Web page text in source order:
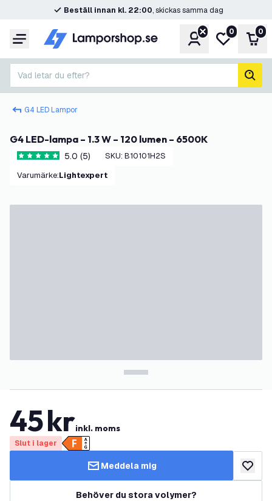
Beställ innan kl. 22:00, skickas samma dag
Meny KontoMin0 0
Vad letar du efter?
sök
G4 LED Lampor
G4 LED-lampa – 1.3 W – 120 lumen – 6500K
5 stjärnbetyg5.0 (5) SKU: B10101H2S
Varumärke: Lightexpert
45krinkl. moms
Slut i lager
Meddela mig lägg
Behöver du stora volymer?